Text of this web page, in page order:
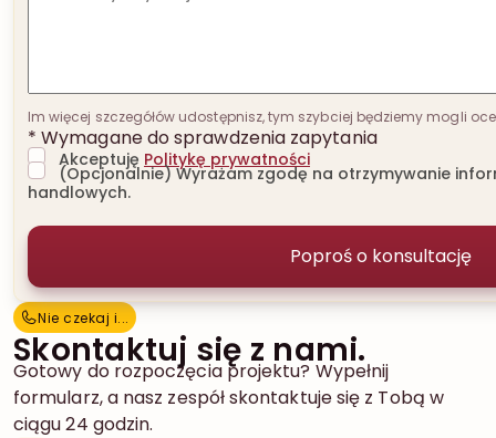
Nie czekaj i…
Nie czekaj i...
Skontaktuj się z nami.
Gotowy do rozpoczęcia projektu? Wypełnij
formularz, a nasz zespół skontaktuje się z Tobą w
ciągu 24 godzin.
Im więcej szczegółów udostępnisz, tym szybciej będziemy mogli
* Wymagane do sprawdzenia zapytania
Akceptuję Politykę prywatności
(Opcjonalnie) Wyrażam zgodę na otrzymywanie
handlowych.